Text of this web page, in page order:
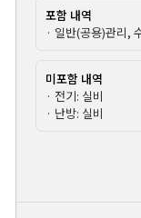
포함 내역
· 일반(공용)관리,
미포함 내역
· 전기: 실비
· 난방: 실비